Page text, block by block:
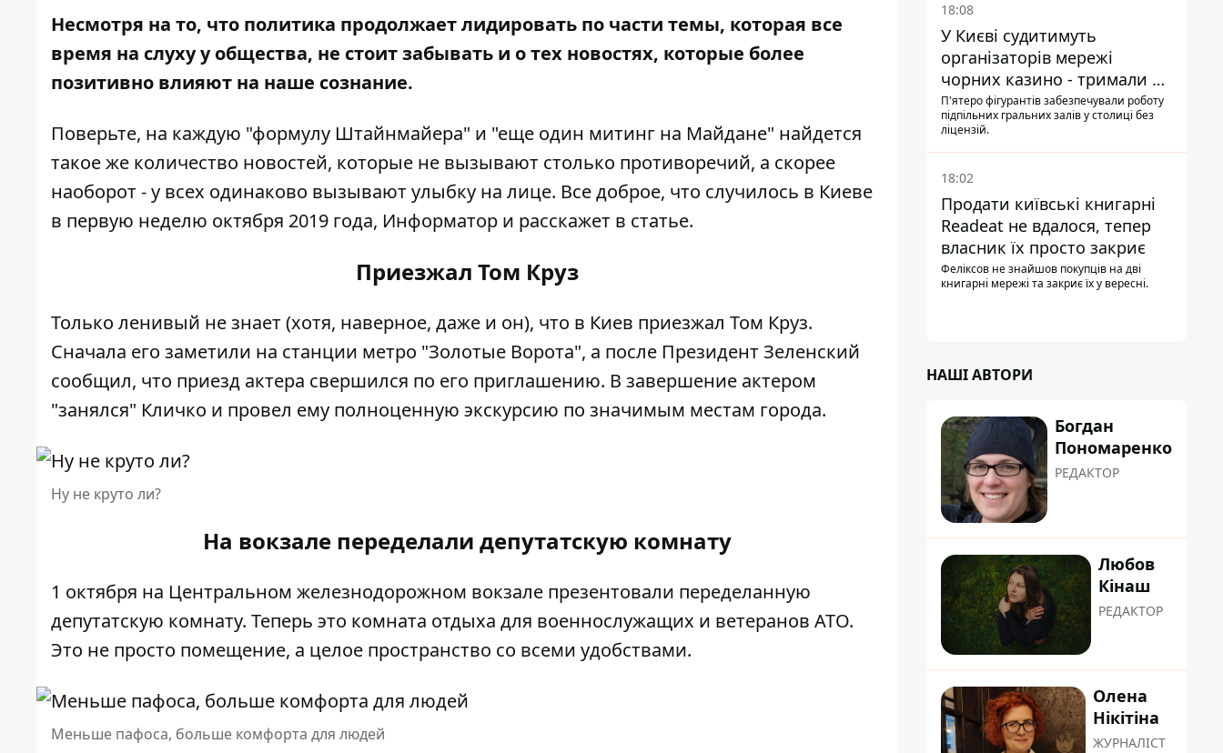
Несмотря на то, что политика продолжает лидировать по части темы, которая все
время на слуху у общества, не стоит забывать и о тех новостях, которые более
позитивно влияют на наше сознание.
Поверьте, на каждую "формулу Штайнмайера" и "еще один митинг на Майдане" найдется
такое же количество новостей, которые не вызывают столько противоречий, а скорее
наоборот - у всех одинаково вызывают улыбку на лице. Все доброе, что случилось в Киеве
в первую неделю октября 2019 года, Информатор и расскажет в статье.
Приезжал Том Круз
Только ленивый не знает (хотя, наверное, даже и он), что в Киев приезжал Том Круз.
Сначала его заметили на станции метро "Золотые Ворота", а после Президент Зеленский
сообщил, что приезд актера свершился по его приглашению. В завершение актером
"занялся" Кличко и провел ему полноценную экскурсию по значимым местам города.
Ну не круто ли?
На вокзале переделали депутатскую комнату
1 октября на Центральном железнодорожном вокзале презентовали переделанную
депутатскую комнату. Теперь это комната отдыха для военнослужащих и ветеранов АТО.
Это не просто помещение, а целое пространство со всеми удобствами.
Меньше пафоса, больше комфорта для людей
18:08
У Києві судитимуть
організаторів мережі
чорних казино - тримали 39
закладів
П'ятеро фігурантів забезпечували роботу
підпільних гральних залів у столиці без
ліцензій.
18:02
Продати київські книгарні
Readeat не вдалося, тепер
власник їх просто закриє
Феліксов не знайшов покупців на дві
книгарні мережі та закриє їх у вересні.
НАШІ АВТОРИ
Богдан
Пономаренко
РЕДАКТОР
Любов
Кінаш
РЕДАКТОР
Олена
Нікітіна
ЖУРНАЛІСТ